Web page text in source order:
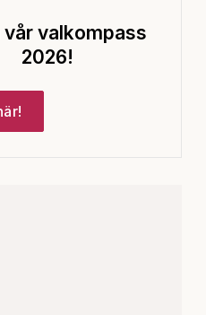
vår valkompass
2026!